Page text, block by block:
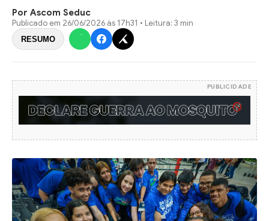
Por Ascom Seduc
Publicado em 26/06/2026 às 17h31 • Leitura: 3 min
RESUMO
PUBLICIDADE